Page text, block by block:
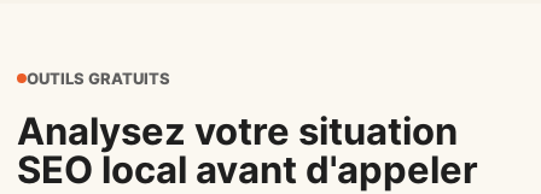
OUTILS GRATUITS
Analysez votre situation
SEO local avant d'appeler